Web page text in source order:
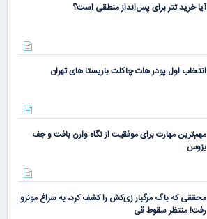
آیا خرید تتر برای پس‌انداز منطقی است؟
انتخاب اول پودر هات چاکلت باریستا های تهران
مهم‌ترین مهارت برای موفقیت از نگاه وارن بافت و جف
بزوس
محققی که باگ مرگبار زی‌کش را کشف کرد، به سراغ مونرو
رفت! منتظر سقوط قی